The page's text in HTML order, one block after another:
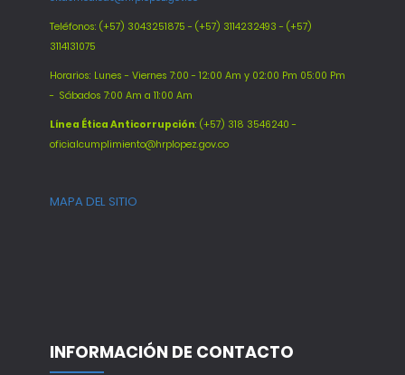
Teléfonos: (+57) 3043251875 - (+57) 3114232493 - (+57)
3114131075
Horarios: Lunes - Viernes 7:00 - 12:00 Am y 02:00 Pm 05:00 Pm
- Sábados 7:00 Am a 11:00 Am
Línea Ética Anticorrupción: (+57) 318 3546240 -
oficialcumplimiento@hrplopez.gov.co
MAPA DEL SITIO
INFORMACIÓN DE CONTACTO